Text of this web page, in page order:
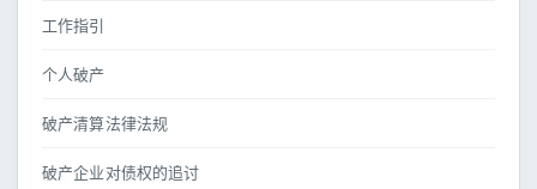
工作指引
个人破产
破产清算法律法规
破产企业对债权的追讨